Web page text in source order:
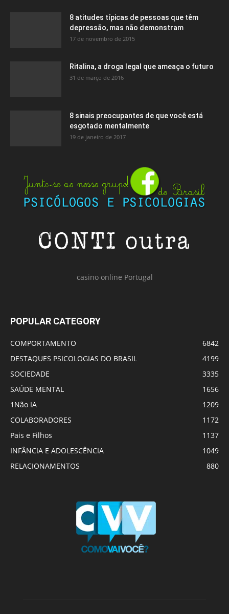
8 atitudes típicas de pessoas que têm
depressão, mas não demonstram
17 de novembro de 2015
Ritalina, a droga legal que ameaça o futuro
31 de março de 2016
8 sinais preocupantes de que você está
esgotado mentalmente
19 de janeiro de 2017
casino online Portugal
POPULAR CATEGORY
COMPORTAMENTO
6842
DESTAQUES PSICOLOGIAS DO BRASIL
4199
SOCIEDADE
3335
SAÚDE MENTAL
1656
1Não IA
1209
COLABORADORES
1172
Pais e Filhos
1137
INFÂNCIA E ADOLESCÊNCIA
1049
RELACIONAMENTOS
880